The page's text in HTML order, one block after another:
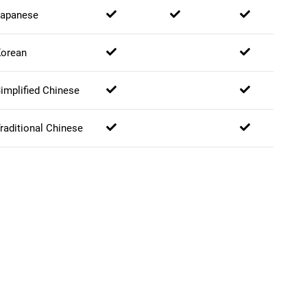
Chinese
Chinese